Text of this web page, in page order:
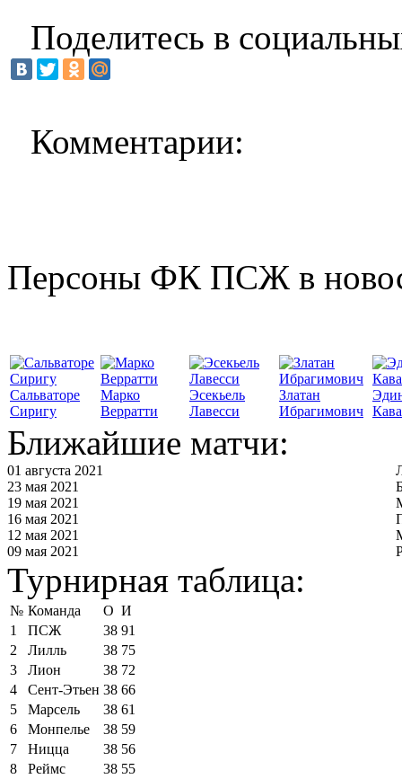
Поделитесь в
Комментарии:
Персоны ФК ПСЖ в
Сальваторе
Сиригу
Марко
Верратти
Эсекьель
Лавесси
Златан
Ибрагимович
Ближайшие матчи:
01 августа 2021
23 мая 2021
19 мая 2021
16 мая 2021
12 мая 2021
09 мая 2021
Турнирная таблица:
№ Команда О И
1
ПСЖ 38 91
2
Лилль 38 75
3
Лион 38 72
4
Сент-Этьен 38 66
5
Марсель 38 61
6
Монпелье 38 59
7
Ницца 38 56
8
Реймс 38 55